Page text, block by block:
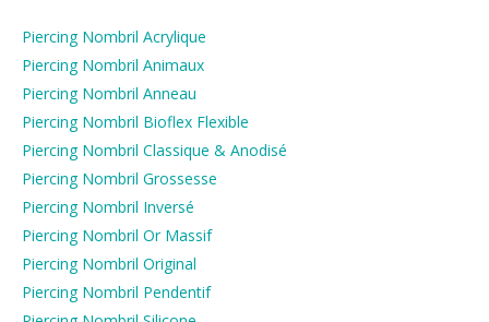
Piercing Nombril Acrylique
Piercing Nombril Animaux
Piercing Nombril Anneau
Piercing Nombril Bioflex Flexible
Piercing Nombril Classique & Anodisé
Piercing Nombril Grossesse
Piercing Nombril Inversé
Piercing Nombril Or Massif
Piercing Nombril Original
Piercing Nombril Pendentif